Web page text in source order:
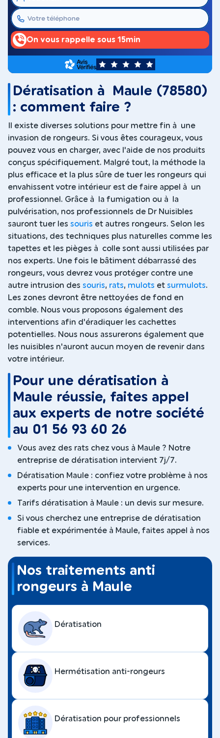
On vous rappelle sous 15min
5
Dératisation à Maule (78580)
: comment faire ?
Il existe diverses solutions pour mettre fin à une
invasion de rongeurs. Si vous êtes courageux, vous
pouvez vous en charger, avec l'aide de nos produits
conçus spécifiquement. Malgré tout, la méthode la
plus efficace et la plus sûre de tuer les rongeurs qui
envahissent votre intérieur est de faire appel à un
professionnel. Grâce à la fumigation ou à la
pulvérisation, nos professionnels de Dr Nuisibles
sauront tuer les souris et autres rongeurs. Selon les
situations, des techniques plus naturelles comme les
tapettes et les pièges à colle sont aussi utilisées par
nos experts. Une fois le bâtiment débarrassé des
rongeurs, vous devrez vous protéger contre une
autre intrusion des souris, rats, mulots et surmulots.
Les zones devront être nettoyées de fond en
comble. Nous vous proposons également des
interventions afin d'éradiquer les cachettes
potentielles. Nous nous assurerons également que
les nuisibles n'auront aucun moyen de revenir dans
votre intérieur.
Pour une dératisation à
Maule réussie, faites appel
aux experts de notre société
au 01 56 93 60 26
Vous avez des rats chez vous à Maule ? Notre
entreprise de dératisation intervient 7j/7.
Dératisation Maule : confiez votre problème à nos
experts pour une intervention en urgence.
Tarifs dératisation à Maule : un devis sur mesure.
Si vous cherchez une entreprise de dératisation
fiable et expérimentée à Maule, faites appel à nos
services.
Nos traitements anti
rongeurs à Maule
Dératisation
Hermétisation anti-rongeurs
Dératisation pour professionnels